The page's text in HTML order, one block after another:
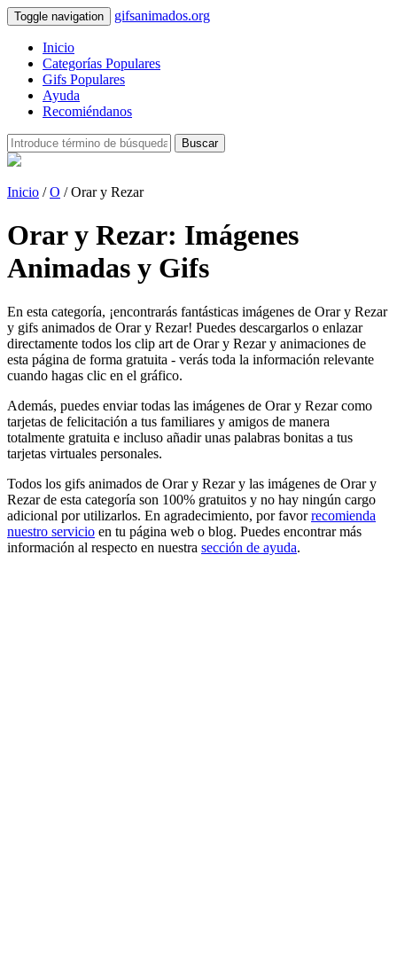
Toggle navigation gifsanimados.org
Inicio
Categorías Populares
Gifs Populares
Ayuda
Recomiéndanos
Buscar
Inicio /O / Orar y Rezar
Orar y Rezar: Imágenes
Animadas y Gifs
En esta categoría, ¡encontrarás fantásticas imágenes de Orar y Rezar
y gifs animados de Orar y Rezar! Puedes descargarlos o enlazar
directamente todos los clip art de Orar y Rezar y animaciones de
esta página de forma gratuita - verás toda la información relevante
cuando hagas clic en el gráfico.
Además, puedes enviar todas las imágenes de Orar y Rezar como
tarjetas de felicitación a tus familiares y amigos de manera
totalmente gratuita e incluso añadir unas palabras bonitas a tus
tarjetas virtuales personales.
Todos los gifs animados de Orar y Rezar y las imágenes de Orar y
Rezar de esta categoría son 100% gratuitos y no hay ningún cargo
adicional por utilizarlos. En agradecimiento, por favorrecomienda
nuestro servicio en tu página web o blog. Puedes encontrar más
información al respecto en nuestra sección de ayuda.